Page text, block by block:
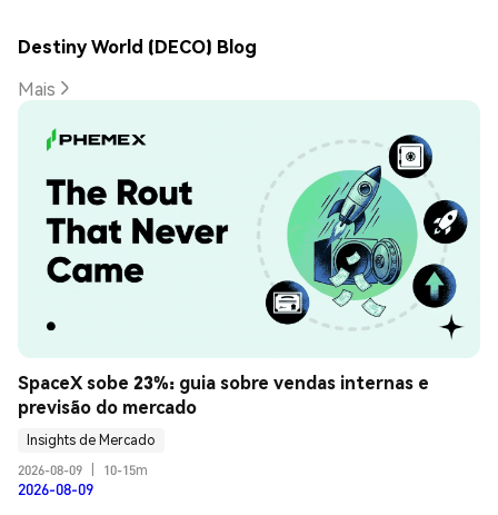
Destiny World (DECO) Blog
Mais
SpaceX sobe 23%: guia sobre vendas internas e
previsão do mercado
Insights de Mercado
2026-08-09
10-15m
2026-08-09